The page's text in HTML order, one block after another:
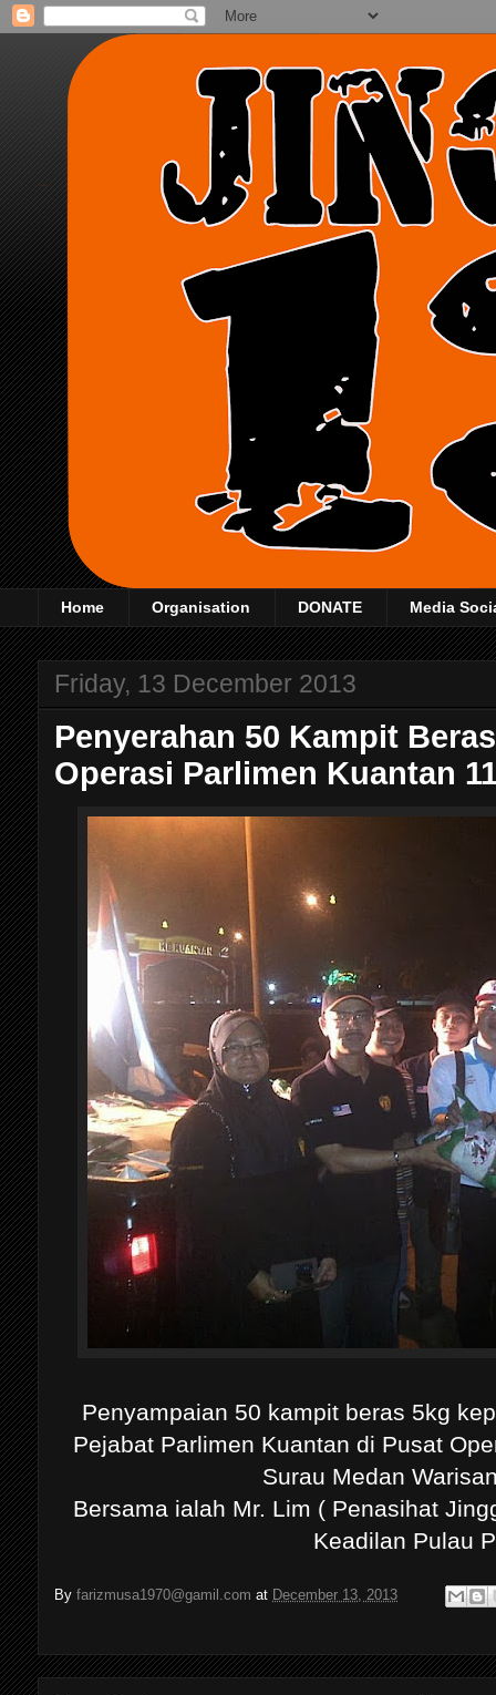
Home Organisation DONATE Media
Friday, 13 December 2013
Penyerahan 50 Kampit
Operasi Parlimen Kuantan
Penyampaian 50 kampit beras 5kg
Pejabat Parlimen Kuantan di Pusat
Surau Medan
Bersama ialah Mr. Lim ( Penasihat
Keadilan Pulau
Byfarizmusa1970@gamil.com at December 13, 2013